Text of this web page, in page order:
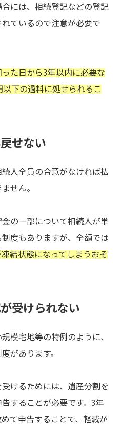
には、相続登記などの登記
ているので注意が必要で
た日から3年以内に必要な
下の過料に処せられるこ
せない
人全員の合意がなければ払
せん。
の一部について相続人が単
度もありますが、全額では
結状態になってしまうおそ
受けられない
模宅地等の特例のように、
があります。
けるためには、遺産分割を
することが必要です。3年
て申告することで、軽減が